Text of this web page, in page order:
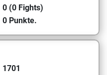
0 (0 Fights)
0 Punkte.
1701